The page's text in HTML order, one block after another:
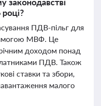
ПДВ-пільг для
МВФ. Це
доходом понад
ПДВ. Також
ставки та збори,
малого